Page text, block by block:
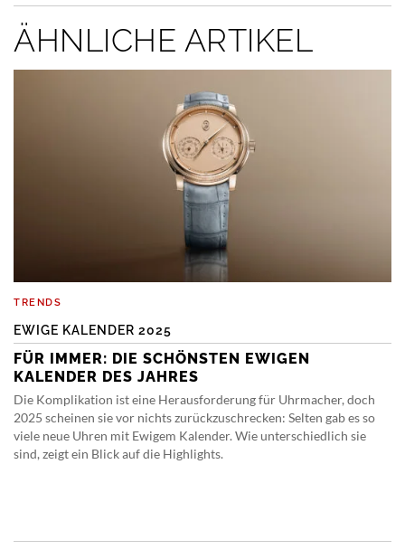
ÄHNLICHE ARTIKEL
TRENDS
EWIGE KALENDER 2025
FÜR IMMER: DIE SCHÖNSTEN EWIGEN
KALENDER DES JAHRES
Die Komplikation ist eine Herausforderung für Uhrmacher, doch
2025 scheinen sie vor nichts zurückzuschrecken: Selten gab es so
viele neue Uhren mit Ewigem Kalender. Wie unterschiedlich sie
sind, zeigt ein Blick auf die Highlights.